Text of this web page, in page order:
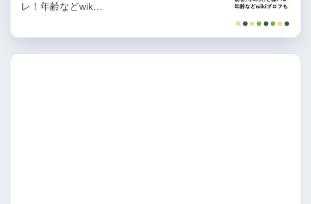
レ！年齢などwik…